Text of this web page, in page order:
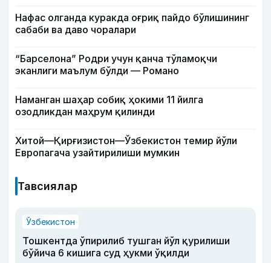
Нафас олганда куракда оғриқ пайдо бўлишининг
сабаби ва даво чоралари
“Барселона” Родри учун қанча тўламоқчи
эканлиги маълум бўлди — Романо
Наманган шаҳар собиқ ҳокими 11 йилга
озодликдан маҳрум қилинди
Хитой—Қирғизистон—Ўзбекистон темир йўли
Европагача узайтирилиши мумкин
Тавсиялар
Ўзбекистон
Тошкентда ўпирилиб тушган йўл қурилиши
бўйича 6 кишига суд ҳукми ўқилди